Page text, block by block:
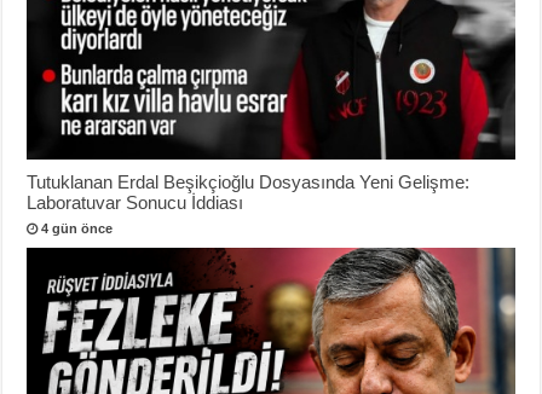
Tutuklanan Erdal Beşikçioğlu Dosyasında Yeni Gelişme:
Laboratuvar Sonucu İddiası
4 gün önce